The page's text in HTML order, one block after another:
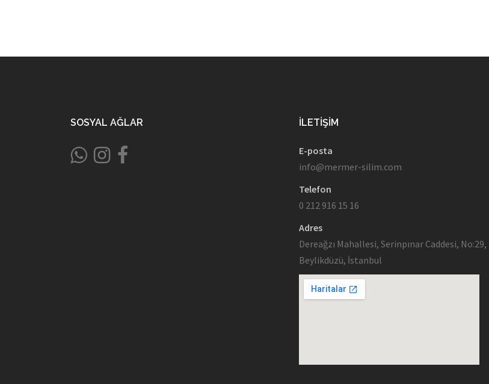
SOSYAL AĞLAR İLETIŞIM
E-posta
info@mermer-silim.com
Telefon
0 212 916 15 16
Adres
Dereağzı Mahallesi, Serinpınar Caddesi, No:29,
Beylikdüzü, İstanbul